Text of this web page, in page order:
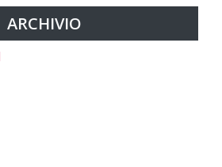
ARCHIVIO